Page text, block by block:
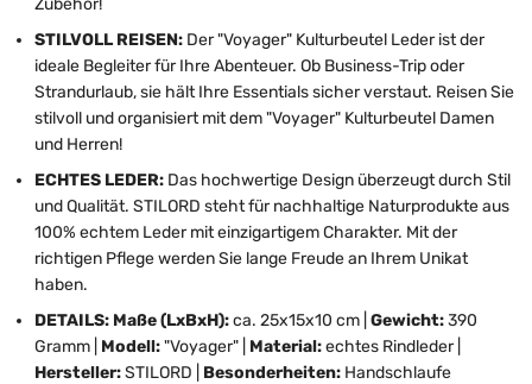
STILVOLL REISEN: Der "Voyager" Kulturbeutel Leder ist der
ideale Begleiter für Ihre Abenteuer. Ob Business-Trip oder
Strandurlaub, sie hält Ihre Essentials sicher verstaut. Reisen Sie
stilvoll und organisiert mit dem "Voyager" Kulturbeutel Damen
und Herren!
ECHTES LEDER: Das hochwertige Design überzeugt durch Stil
und Qualität. STILORD steht für nachhaltige Naturprodukte aus
100% echtem Leder mit einzigartigem Charakter. Mit der
richtigen Pflege werden Sie lange Freude an Ihrem Unikat
haben.
DETAILS: Maße (LxBxH):ca. 25x15x10 cm | Gewicht:390
Gramm | Modell:"Voyager" | Material:echtes Rindleder |
Hersteller:STILORD | Besonderheiten: Handschlaufe